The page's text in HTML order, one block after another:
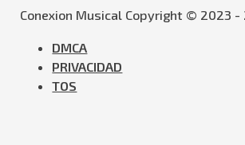
Conexion Musical Copyright © 2023
DMCA
PRIVACIDAD
TOS